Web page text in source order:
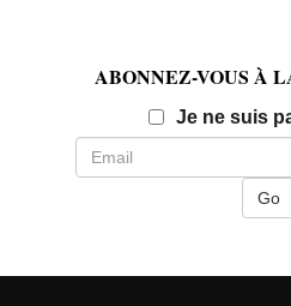
ABONNEZ-VOUS À
Je ne suis